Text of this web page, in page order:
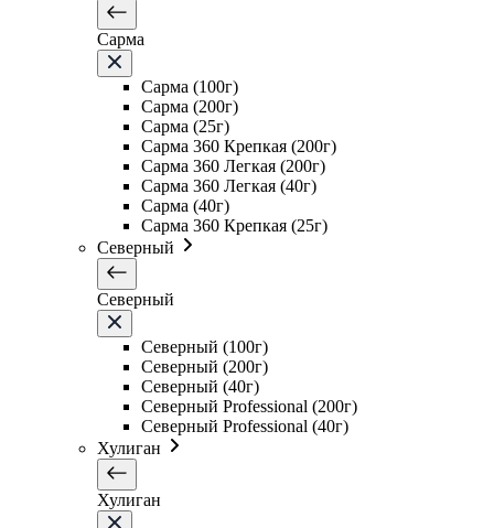
Сарма
Сарма (100г)
Сарма (200г)
Сарма (25г)
Сарма 360 Крепкая (200г)
Сарма 360 Легкая (200г)
Сарма 360 Легкая (40г)
Сарма (40г)
Сарма 360 Крепкая (25г)
Северный
Северный
Северный (100г)
Северный (200г)
Северный (40г)
Северный Professional (200г)
Северный Professional (40г)
Хулиган
Хулиган